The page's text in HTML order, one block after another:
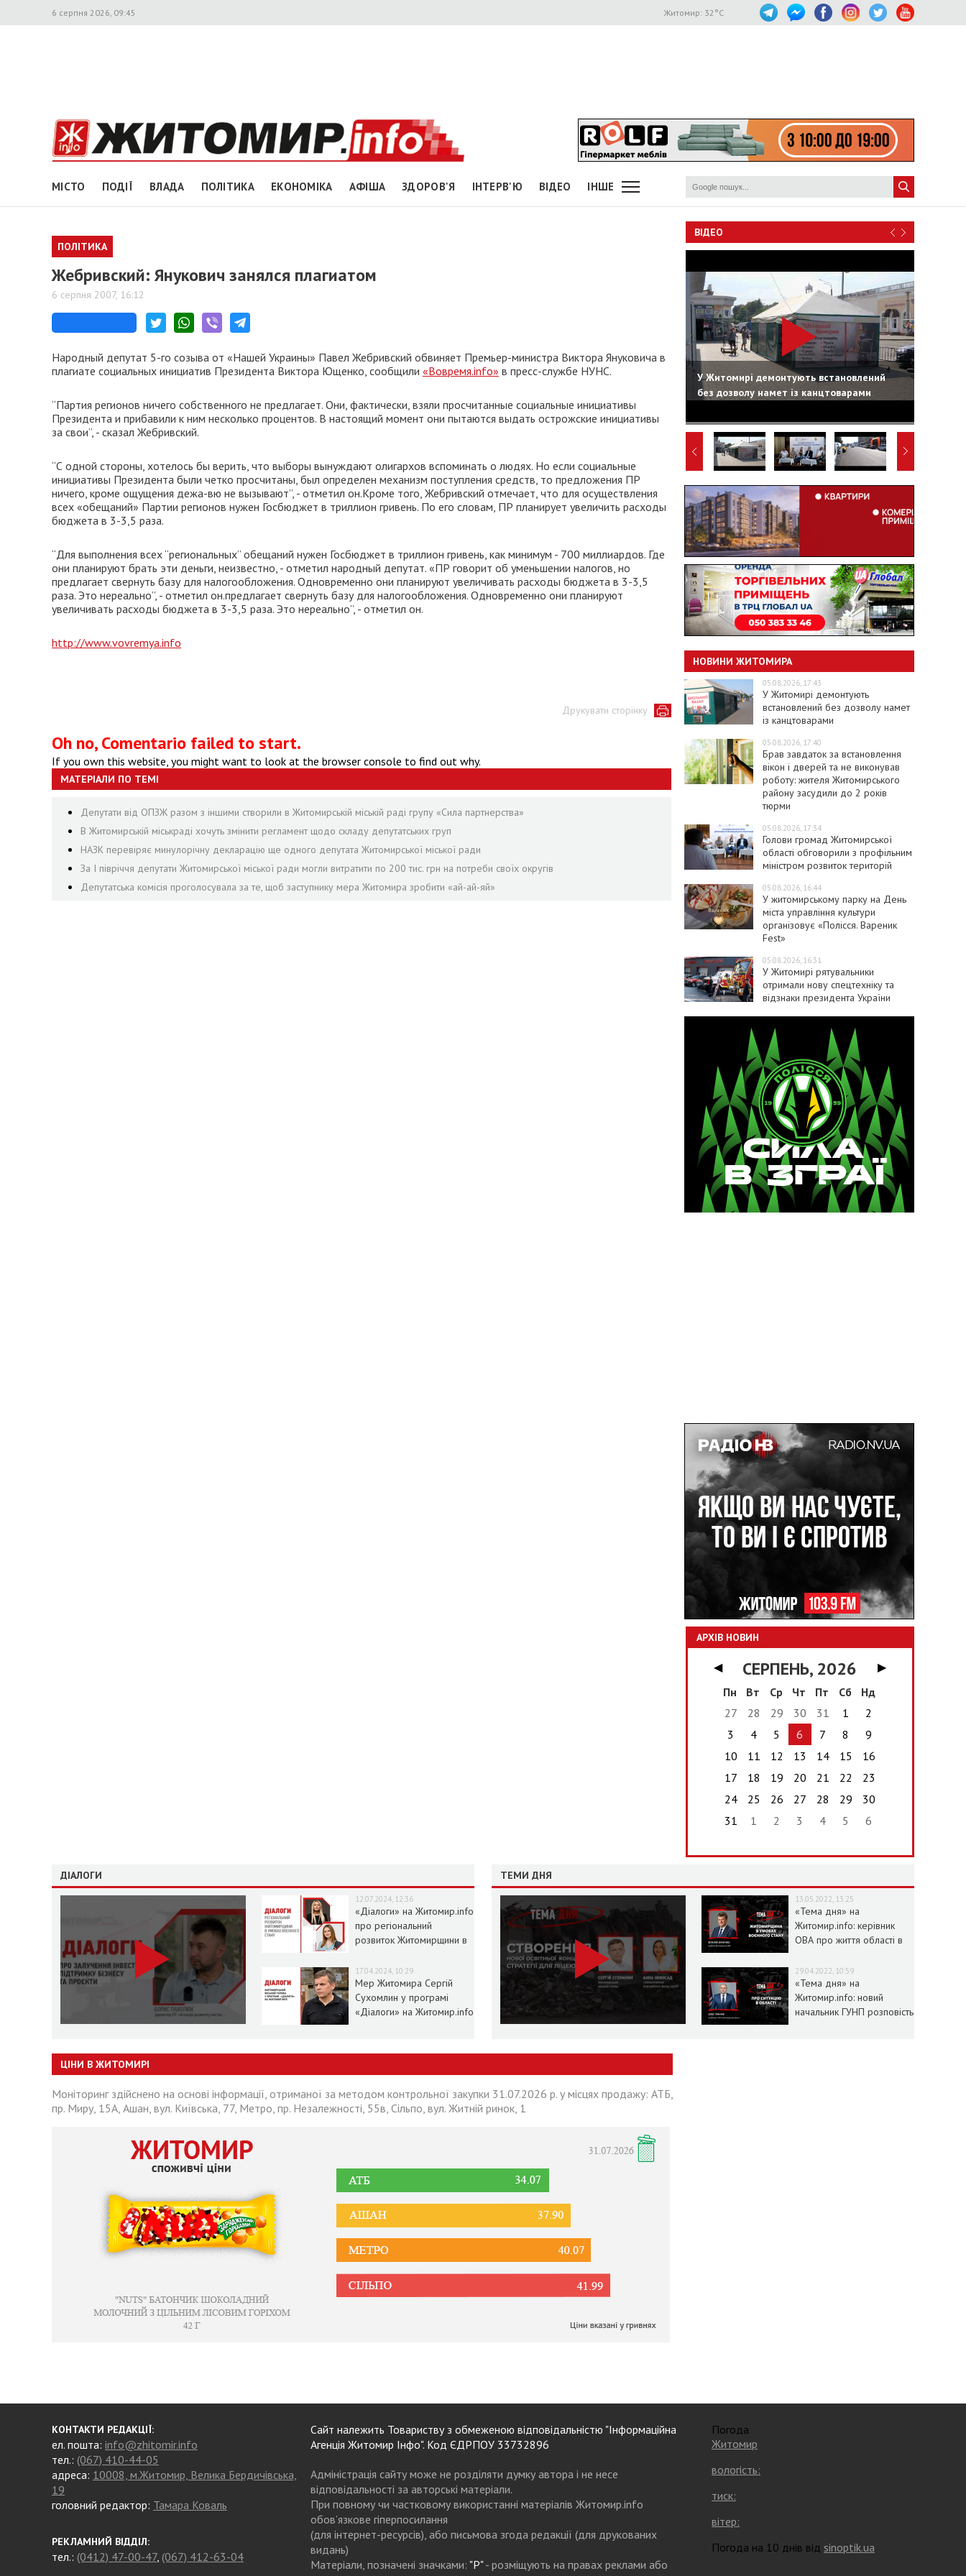
6 серпня 2026, 09:45 Житомир: 32 °C
МІСТО ПОДІЇ ВЛАДА ПОЛІТИКА ЕКОНОМІКА АФІША ЗДОРОВ'Я ІНТЕРВ'Ю ВІДЕО ІНШЕ
ПОЛІТИКА
Жебривский: Янукович занялся плагиатом
6 серпня 2007, 16:12
Народный депутат 5-го созыва от «Нашей Украины» Павел Жебривский обвиняет Премьер-министра Виктора Януковича в
плагиате социальных инициатив Президента Виктора Ющенко, сообщили «Вовремя.info» в пресс-службе НУНС.
“Партия регионов ничего собственного не предлагает. Они, фактически, взяли просчитанные социальные инициативы
Президента и прибавили к ним несколько процентов. В настоящий момент они пытаются выдать острожские инициативы
за свои”, - сказал Жебривский.
“С одной стороны, хотелось бы верить, что выборы вынуждают олигархов вспоминать о людях. Но если социальные
инициативы Президента были четко просчитаны, был определен механизм поступления средств, то предложения ПР
ничего, кроме ощущения дежа-вю не вызывают”, - отметил он.Кроме того, Жебривский отмечает, что для осуществления
всех «обещаний» Партии регионов нужен Госбюджет в триллион гривень. По его словам, ПР планирует увеличить расходы
бюджета в 3-3,5 раза.
“Для выполнения всех “региональных” обещаний нужен Госбюджет в триллион гривень, как минимум - 700 миллиардов. Где
они планируют брать эти деньги, неизвестно, - отметил народный депутат. «ПР говорит об уменьшении налогов, но
предлагает свернуть базу для налогообложения. Одновременно они планируют увеличивать расходы бюджета в 3-3,5
раза. Это нереально”, - отметил он.предлагает свернуть базу для налогообложения. Одновременно они планируют
увеличивать расходы бюджета в 3-3,5 раза. Это нереально”, - отметил он.
http://www.vovremya.info
Друкувати сторінку
Oh no, Comentario failed to start.
If you own this website, you might want to look at the browser console to find out why.
МАТЕРІАЛИ ПО ТЕМІ
Депутати від ОПЗЖ разом з іншими створили в Житомирській міській раді групу «Сила партнерства»
В Житомирській міськраді хочуть змінити регламент щодо складу депутатських груп
НАЗК перевіряє минулорічну декларацію ще одного депутата Житомирської міської ради
За І півріччя депутати Житомирської міської ради могли витратити по 200 тис. грн на потреби своїх округів
Депутатська комісія проголосувала за те, щоб заступнику мера Житомира зробити «ай-ай-яй»
ВІДЕО
У Житомирі демонтують встановлений
без дозволу намет із канцтоварами
НОВИНИ ЖИТОМИРА
05.08.2026, 17:43
У Житомирі демонтують
встановлений без дозволу намет
із канцтоварами
05.08.2026, 17:40
Брав завдаток за встановлення
вікон і дверей та не виконував
роботу: жителя Житомирського
району засудили до 2 років
тюрми
05.08.2026, 17:34
Голови громад Житомирської
області обговорили з профільним
міністром розвиток територій
05.08.2026, 16:44
У житомирському парку на День
міста управління культури
організовує «Полісся. Вареник
Fest»
05.08.2026, 16:31
У Житомирі рятувальники
отримали нову спецтехніку та
відзнаки президента України
АРХІВ НОВИН
◀ СЕРПЕНЬ, 2026
▶
Пн
Вт Ср Чт Пт Сб
Нд
27
28 29 30 31 1
2
3
4 5 6 7 8
9
10
11 12 13 14 15
16
17
18 19 20 21 22
23
24
25 26 27 28 29
30
31
1 2 3 4 5 6
ДІАЛОГИ
12.07.2024, 12:36
«Діалоги» на Житомир.info
про регіональний
розвиток Житомирщини в
17.04.2024, 10:29
Мер Житомира Сергій
Сухомлин у програмі
«Діалоги» на Житомир.info
ТЕМИ ДНЯ
13.05.2022, 13:25
«Тема дня» на
Житомир.info: керівник
ОВА про життя області в
29.04.2022, 10:59
«Тема дня» на
Житомир.info: новий
начальник ГУНП розповість
ЦІНИ В ЖИТОМИРІ
Моніторинг здійснено на основі інформації, отриманої за методом контрольної закупки 31.07.2026 р. у місцях продажу: АТБ,
пр. Миру, 15А, Ашан, вул. Київська, 77, Метро, пр. Незалежності, 55в, Сільпо, вул. Житній ринок, 1
КОНТАКТИ РЕДАКЦІЇ:
ел. пошта: info@zhitomir.info
тел.: (067) 410-44-05
адреса: 10008, м.Житомир, Велика Бердичівська,
19
головний редактор: Тамара Коваль
РЕКЛАМНИЙ ВІДДІЛ:
тел.: (0412) 47-00-47, (067) 412-63-04
Сайт належить Товариству з обмеженою відповідальністю "Інформаційна
Агенція Житомир Інфо". Код ЄДРПОУ 33732896
Адміністрація сайту може не розділяти думку автора і не несе
відповідальності за авторські матеріали.
При повному чи частковому використанні матеріалів Житомир.info
обов’язкове гіперпосилання
(для інтернет-ресурсів), або письмова згода редакції (для друкованих
видань)
Матеріали, позначені значками: "Р"- розміщують на правах реклами або
Погода
Житомир
вологість:
тиск:
вітер:
Погода на 10 днів від sinoptik.ua